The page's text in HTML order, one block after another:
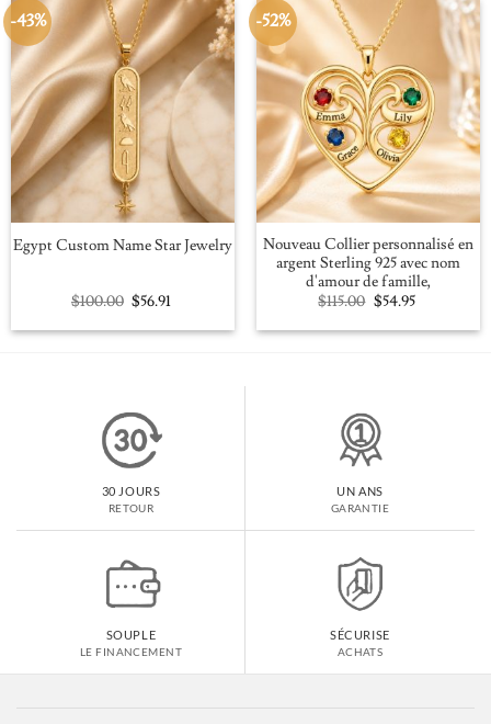
-43%
Egypt Custom Name Star Jewelry
$100.00 Original
was:
$56.91Current
is:
-52%
Nouveau Collier personnalisé en
argent Sterling 925 avec nom
d'amour de famille,
$115.00 Original
was:
$54.95Current
is:
30 JOURS
RETOUR
UN ANS
GARANTIE
SOUPLE
LE FINANCEMENT
SÉCURISE
ACHATS